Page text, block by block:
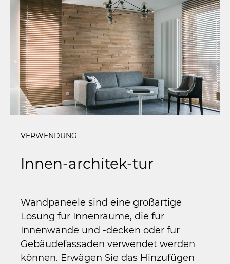
VERWENDUNG
Innen-architek-tur
Wandpaneele sind eine großartige
Lösung für Innenräume, die für
Innenwände und -decken oder für
Gebäudefassaden verwendet werden
können. Erwägen Sie das Hinzufügen